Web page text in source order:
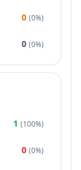
0 (0%)
0 (0%)
1 (100%)
0 (0%)